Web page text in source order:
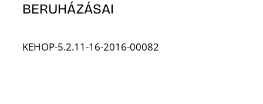
BERUHÁZÁSAI
KEHOP-5.2.11-16-2016-00082